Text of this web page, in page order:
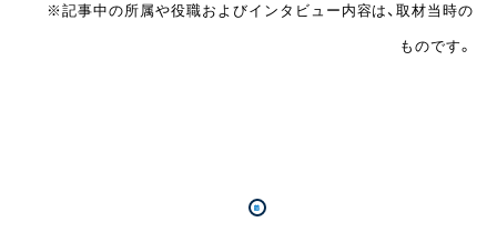
※記事中の所属や役職およびインタビュー内容は、取材当時の
ものです。